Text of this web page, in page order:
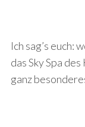
Ich sag’s euch:
das Sky Spa
ganz